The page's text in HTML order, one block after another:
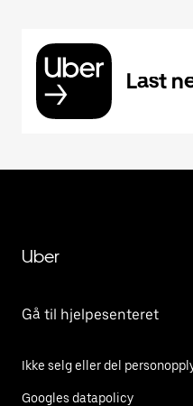
Last
Uber
Gå til hjelpesenteret
Ikke selg eller del
Googles datapolicy